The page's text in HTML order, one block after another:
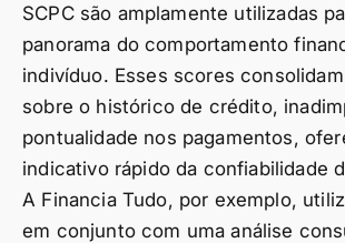
SCPC são amplamente utilizadas
panorama do comportamento
indivíduo. Esses scores
sobre o histórico de crédito,
pontualidade nos pagamentos,
indicativo rápido da confiabilidade
A Financia Tudo, por exemplo,
em conjunto com uma análise